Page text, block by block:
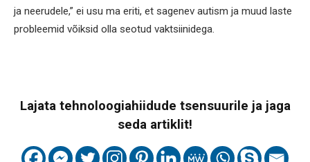
ja neerudele,” ei usu ma eriti, et sagenev autism ja muud laste
probleemid võiksid olla seotud vaktsiinidega.
Lajata tehnoloogiahiidude tsensuurile ja jaga
seda artiklit!